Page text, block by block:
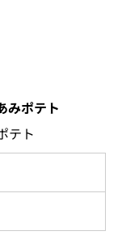
みポテト
テト